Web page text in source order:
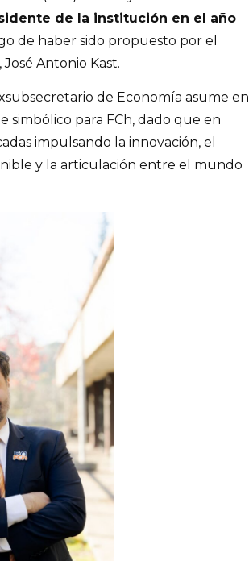
de la institución en el año
de haber sido propuesto por el
Antonio Kast.
de Economía asume en
simbólico para FCh, dado que en
impulsando la innovación, el
y la articulación entre el mundo